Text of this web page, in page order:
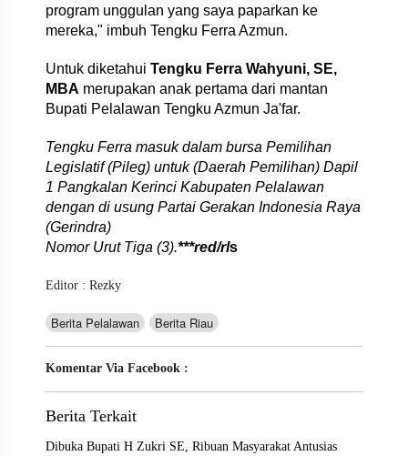
program unggulan yang saya paparkan ke
mereka," imbuh Tengku Ferra Azmun.
Untuk diketahui Tengku Ferra Wahyuni, SE,
MBA merupakan anak pertama dari mantan
Bupati Pelalawan Tengku Azmun Ja'far.
Tengku Ferra masuk dalam bursa Pemilihan
Legislatif (Pileg) untuk (Daerah Pemilihan) Dapil
1 Pangkalan Kerinci Kabupaten Pelalawan
dengan di usung Partai Gerakan Indonesia Raya
(Gerindra)
Nomor Urut Tiga (3).***red/rls
Editor : Rezky
Berita Pelalawan Berita Riau
Komentar Via Facebook :
Berita Terkait
Dibuka Bupati H Zukri SE, Ribuan Masyarakat Antusias